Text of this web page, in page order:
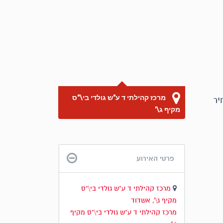
ב' וה' בין השעות 15:45-16:30 במחיר
מרכז קהילתי ד ע"ש גולדי בי\"ס
מקיף ג\'
פרטי האירוע
מרכז קהילתי ד ע"ש גולדי בי\"ס
מקיף ג\', אשדוד
מרכז קהילתי ד ע"ש גולדי בי\"ס מקיף